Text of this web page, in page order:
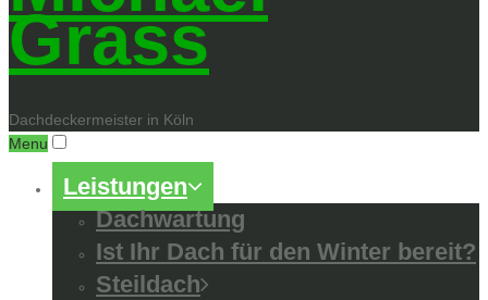
Grass
Dachdeckermeister in Köln
Menu
Leistungen
Dachwartung
Ist Ihr Dach für den Winter bereit?
Steildach